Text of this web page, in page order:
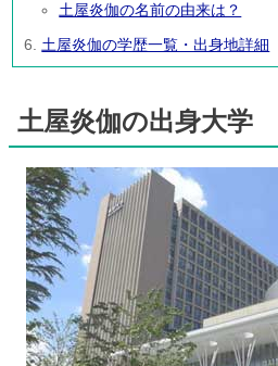
土屋炎伽の名前の由来は？
土屋炎伽の学歴一覧・出身地詳細
土屋炎伽の出身大学